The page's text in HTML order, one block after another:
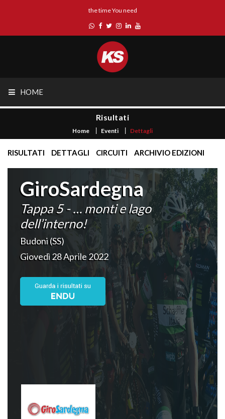
the time You need
HOME
Risultati
Home Eventi Dettagli
RISULTATI DETTAGLI CIRCUITI ARCHIVIO EDIZIONI
GiroSardegna
Tappa 5 - … monti e lago
dell’interno!
Budoni (SS)
Giovedì 28 Aprile 2022